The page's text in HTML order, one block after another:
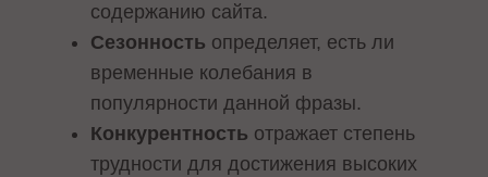
содержанию сайта.
Сезонность определяет, есть ли
временные колебания в
популярности данной фразы.
Конкурентность отражает степень
трудности для достижения высоких